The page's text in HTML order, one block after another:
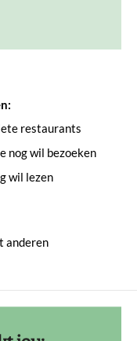
restaurants
nog wil bezoeken
wil lezen
anderen